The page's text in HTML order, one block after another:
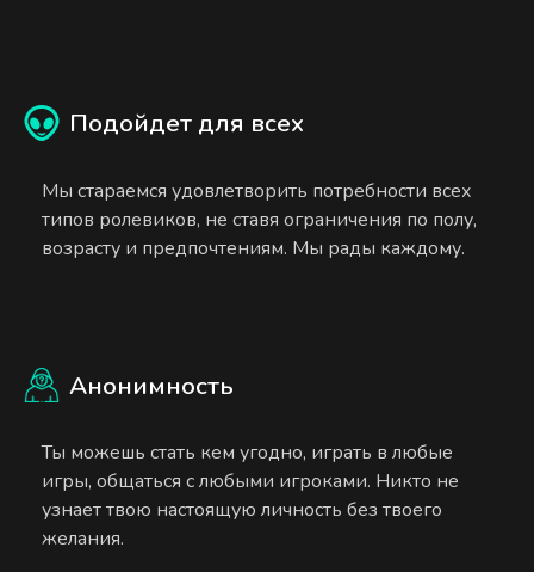
Подойдет для всех
Мы стараемся удовлетворить потребности всех
типов ролевиков, не ставя ограничения по полу,
возрасту и предпочтениям. Мы рады каждому.
Анонимность
Ты можешь стать кем угодно, играть в любые
игры, общаться с любыми игроками. Никто не
узнает твою настоящую личность без твоего
желания.